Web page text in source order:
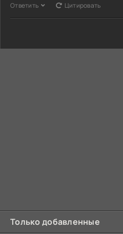
Ответить Цитировать
Только добавленные